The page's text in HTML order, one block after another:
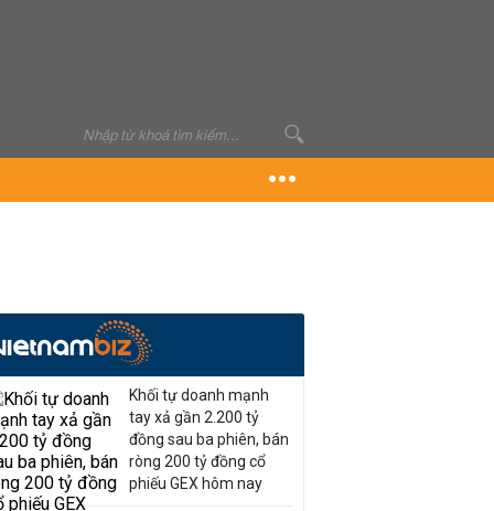
Khối tự doanh mạnh
tay xả gần 2.200 tỷ
đồng sau ba phiên, bán
ròng 200 tỷ đồng cổ
phiếu GEX hôm nay